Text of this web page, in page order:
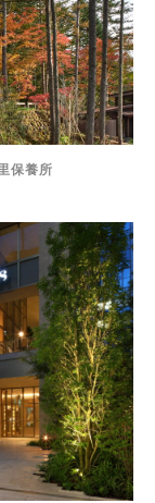
保養所